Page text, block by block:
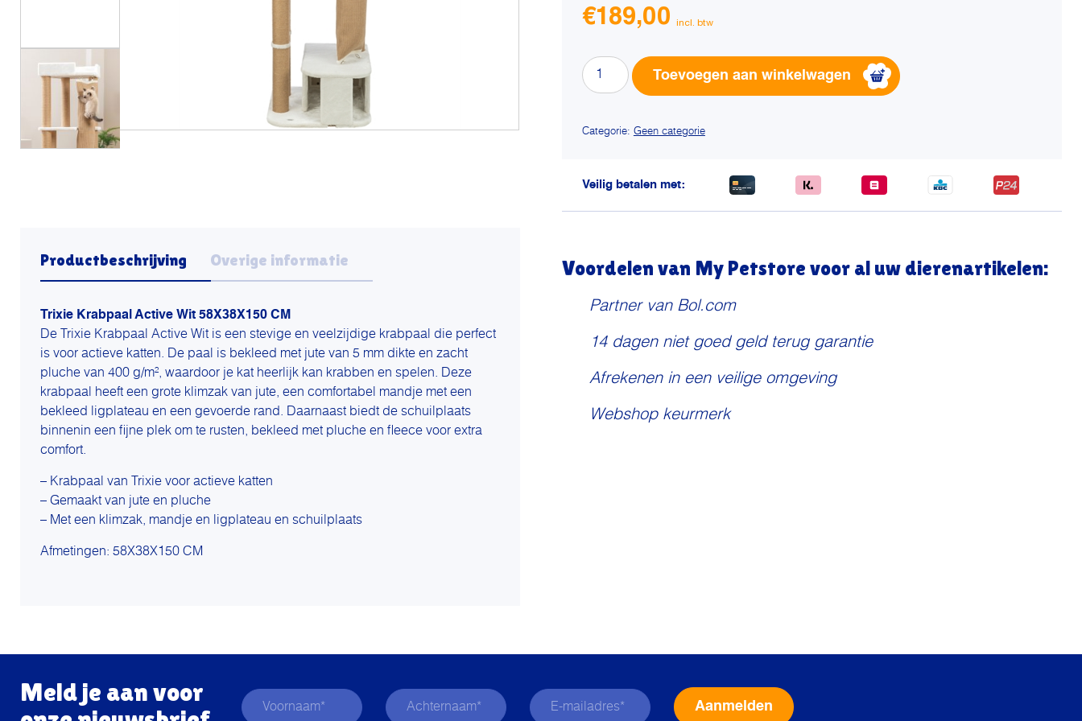
€189,00
Trixie
krabpaal
Toevoegen aan winkelwagen
Categorie: Geen categorie
Veilig betalen met:
Productbeschrijving Overige informatie
Trixie Krabpaal Active Wit 58X38X150 CM
De Trixie Krabpaal Active Wit is een stevige en veelzijdige krabpaal die perfect
is voor actieve katten. De paal is bekleed met jute van 5 mm dikte en zacht
pluche van 400 g/m², waardoor je kat heerlijk kan krabben en spelen. Deze
krabpaal heeft een grote klimzak van jute, een comfortabel mandje met een
bekleed ligplateau en een gevoerde rand. Daarnaast biedt de schuilplaats
binnenin een fijne plek om te rusten, bekleed met pluche en fleece voor extra
comfort.
– Krabpaal van Trixie voor actieve katten
– Gemaakt van jute en pluche
– Met een klimzak, mandje en ligplateau en schuilplaats
Afmetingen: 58X38X150 CM
Voordelen van My Petstore voor al uw dierenartikelen:
Partner van Bol.com
14 dagen niet goed geld terug garantie
Afrekenen in een veilige omgeving
Webshop keurmerk
Meld je aan voor